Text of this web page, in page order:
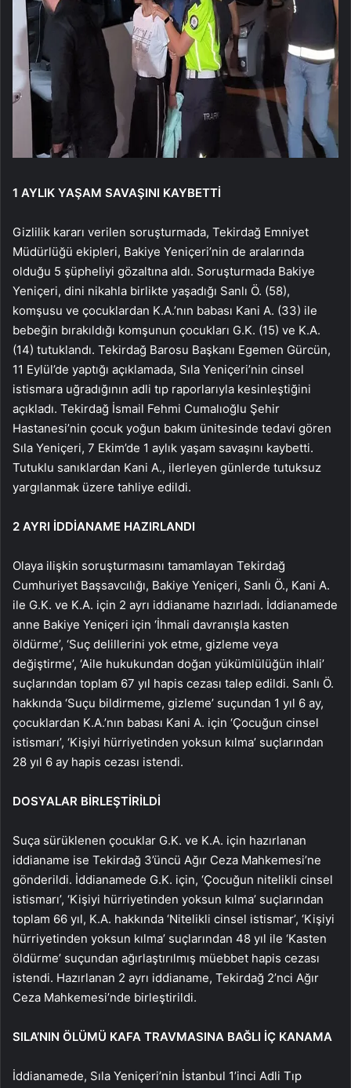
1 AYLIK YAŞAM SAVAŞINI KAYBETTİ
Gizlilik kararı verilen soruşturmada, Tekirdağ Emniyet
Müdürlüğü ekipleri, Bakiye Yeniçeri’nin de aralarında
olduğu 5 şüpheliyi gözaltına aldı. Soruşturmada Bakiye
Yeniçeri, dini nikahla birlikte yaşadığı Sanlı Ö. (58),
komşusu ve çocuklardan K.A.’nın babası Kani A. (33) ile
bebeğin bırakıldığı komşunun çocukları G.K. (15) ve K.A.
(14) tutuklandı. Tekirdağ Barosu Başkanı Egemen Gürcün,
11 Eylül’de yaptığı açıklamada, Sıla Yeniçeri’nin cinsel
istismara uğradığının adli tıp raporlarıyla kesinleştiğini
açıkladı. Tekirdağ İsmail Fehmi Cumalıoğlu Şehir
Hastanesi’nin çocuk yoğun bakım ünitesinde tedavi gören
Sıla Yeniçeri, 7 Ekim’de 1 aylık yaşam savaşını kaybetti.
Tutuklu sanıklardan Kani A., ilerleyen günlerde tutuksuz
yargılanmak üzere tahliye edildi.
2 AYRI İDDİANAME HAZIRLANDI
Olaya ilişkin soruşturmasını tamamlayan Tekirdağ
Cumhuriyet Başsavcılığı, Bakiye Yeniçeri, Sanlı Ö., Kani A.
ile G.K. ve K.A. için 2 ayrı iddianame hazırladı. İddianamede
anne Bakiye Yeniçeri için ‘İhmali davranışla kasten
öldürme’, ‘Suç delillerini yok etme, gizleme veya
değiştirme’, ‘Aile hukukundan doğan yükümlülüğün ihlali’
suçlarından toplam 67 yıl hapis cezası talep edildi. Sanlı Ö.
hakkında ‘Suçu bildirmeme, gizleme’ suçundan 1 yıl 6 ay,
çocuklardan K.A.’nın babası Kani A. için ‘Çocuğun cinsel
istismarı’, ‘Kişiyi hürriyetinden yoksun kılma’ suçlarından
28 yıl 6 ay hapis cezası istendi.
DOSYALAR BİRLEŞTİRİLDİ
Suça sürüklenen çocuklar G.K. ve K.A. için hazırlanan
iddianame ise Tekirdağ 3’üncü Ağır Ceza Mahkemesi’ne
gönderildi. İddianamede G.K. için, ‘Çocuğun nitelikli cinsel
istismarı’, ‘Kişiyi hürriyetinden yoksun kılma’ suçlarından
toplam 66 yıl, K.A. hakkında ‘Nitelikli cinsel istismar’, ‘Kişiyi
hürriyetinden yoksun kılma’ suçlarından 48 yıl ile ‘Kasten
öldürme’ suçundan ağırlaştırılmış müebbet hapis cezası
istendi. Hazırlanan 2 ayrı iddianame, Tekirdağ 2’nci Ağır
Ceza Mahkemesi’nde birleştirildi.
SILA’NIN ÖLÜMÜ KAFA TRAVMASINA BAĞLI İÇ KANAMA
İddianamede, Sıla Yeniçeri’nin İstanbul 1’inci Adli Tıp